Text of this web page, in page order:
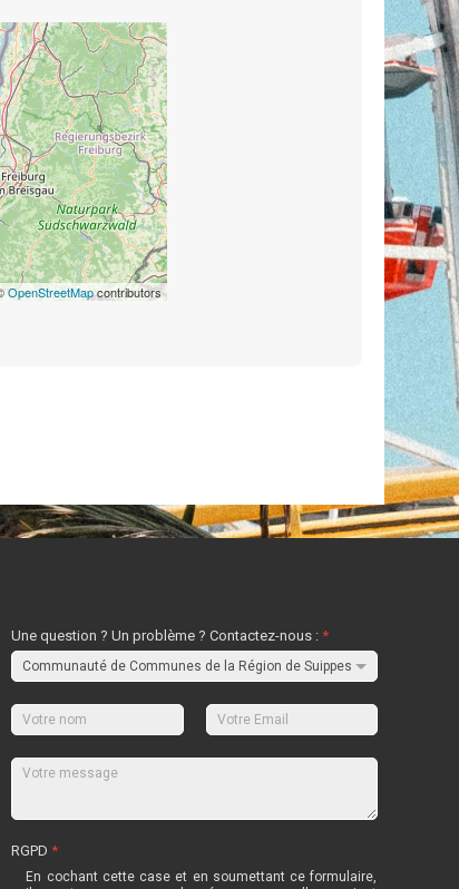
OpenStreetMapcontributors
Une question ? Un problème ? Contactez-nous :*
RGPD*
En cochant cette case et en soumettant ce formulaire,